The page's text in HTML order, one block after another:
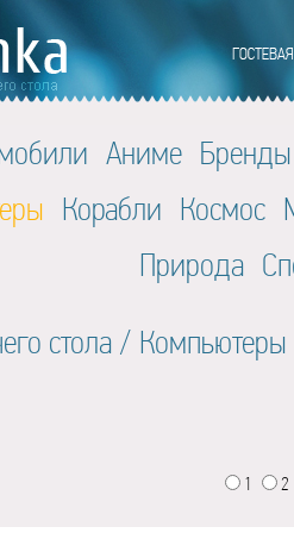
Аниме Бренды
Корабли Космос
Природа
стола/ Компьютеры
1 2